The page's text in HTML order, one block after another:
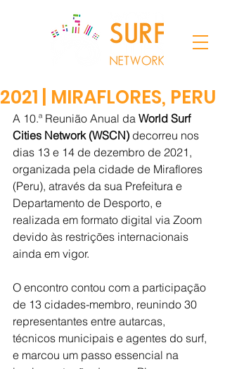
2021 | MIRAFLORES, PERU
A 10.ª Reunião Anual da World Surf
Cities Network (WSCN) decorreu nos
dias 13 e 14 de dezembro de 2021,
organizada pela cidade de Miraflores
(Peru), através da sua Prefeitura e
Departamento de Desporto, e
realizada em formato digital via Zoom
devido às restrições internacionais
ainda em vigor.
O encontro contou com a participação
de 13 cidades-membro, reunindo 30
representantes entre autarcas,
técnicos municipais e agentes do surf,
e marcou um passo essencial na